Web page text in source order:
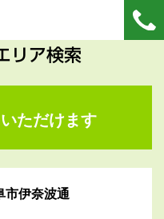
リア検索
ただけます
伊奈波通